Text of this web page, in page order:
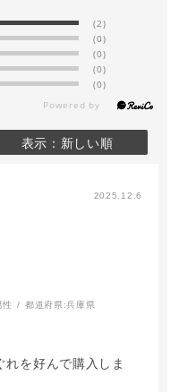
(2)
(0)
(0)
(0)
(0)
表示：新しい順
2025.12.6
性 都道府県:兵庫県
れを好んで購入しま